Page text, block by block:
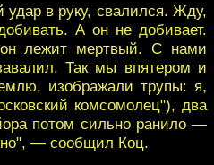
в руку, свалился. Жду,
А он не добивает.
лежит мертвый. С нами
Так мы впятером и
изображали трупы: я,
комсомолец"), два
потом сильно ранило —
— сообщил Коц.